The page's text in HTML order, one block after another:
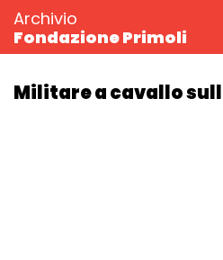
Archivio
Fondazione Primoli
Militare a cavallo